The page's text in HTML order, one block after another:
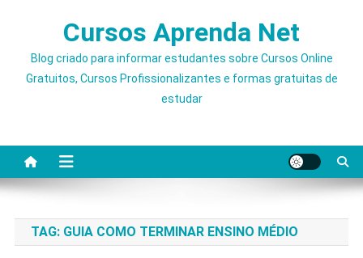
Cursos Aprenda Net
Blog criado para informar estudantes sobre Cursos Online
Gratuitos, Cursos Profissionalizantes e formas gratuitas de
estudar
TAG: GUIA COMO TERMINAR ENSINO MÉDIO